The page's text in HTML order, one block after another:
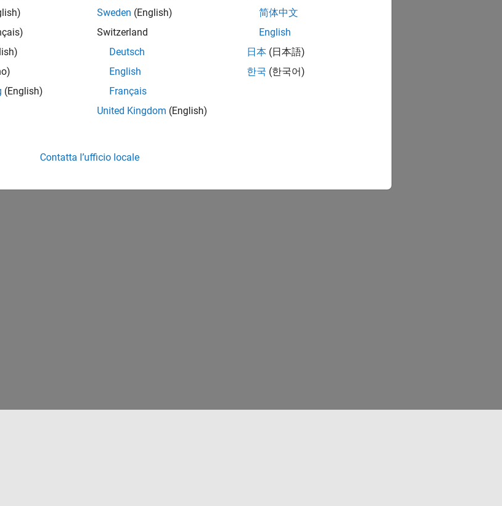
(English)
Sweden (English)
Switzerland
Deutsch
English
Français
United Kingdom (English)
简体中文
English
日本 (日本語)
한국 (한국어)
Contatta l’ufficio locale